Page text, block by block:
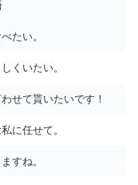
たい。
くいたい。
せて貰いたいです！
に任せて。
すね。